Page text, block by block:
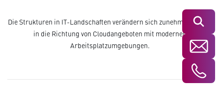
Suchen
Die Strukturen in IT-Landschaften verändern sich zunehmend mehr
in die Richtung von Cloudangeboten mit modernen
Arbeitsplatzumgebungen.